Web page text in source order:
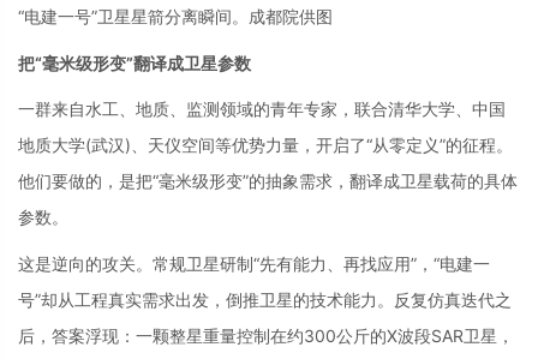
“电建一号”卫星星箭分离瞬间。成都院供图
把“毫米级形变”翻译成卫星参数
一群来自水工、地质、监测领域的青年专家，联合清华大学、中国
地质大学(武汉)、天仪空间等优势力量，开启了“从零定义”的征程。
他们要做的，是把“毫米级形变”的抽象需求，翻译成卫星载荷的具体
参数。
这是逆向的攻关。常规卫星研制“先有能力、再找应用”，“电建一
号”却从工程真实需求出发，倒推卫星的技术能力。反复仿真迭代之
后，答案浮现：一颗整星重量控制在约300公斤的X波段SAR卫星，